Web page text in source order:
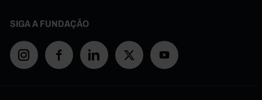
SIGA A FUNDAÇÃO